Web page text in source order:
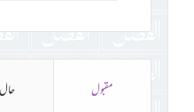
مقبول